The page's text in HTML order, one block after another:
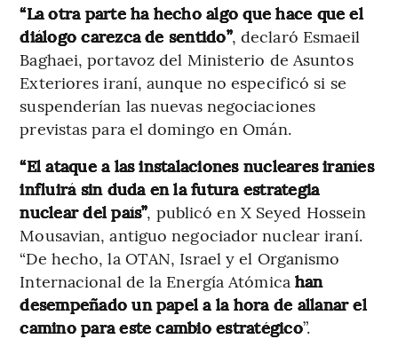
“La otra parte ha hecho algo que hace que el
diálogo carezca de sentido”, declaró Esmaeil
Baghaei, portavoz del Ministerio de Asuntos
Exteriores iraní, aunque no especificó si se
suspenderían las nuevas negociaciones
previstas para el domingo en Omán.
“El ataque a las instalaciones nucleares iraníes
influirá sin duda en la futura estrategia
nuclear del país”, publicó en X Seyed Hossein
Mousavian, antiguo negociador nuclear iraní.
“De hecho, la OTAN, Israel y el Organismo
Internacional de la Energía Atómica han
desempeñado un papel a la hora de allanar el
camino para este cambio estratégico”.